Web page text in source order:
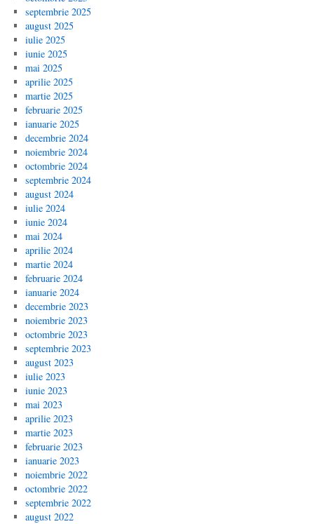
septembrie 2025
august 2025
iulie 2025
iunie 2025
mai 2025
aprilie 2025
martie 2025
februarie 2025
ianuarie 2025
decembrie 2024
noiembrie 2024
octombrie 2024
septembrie 2024
august 2024
iulie 2024
iunie 2024
mai 2024
aprilie 2024
martie 2024
februarie 2024
ianuarie 2024
decembrie 2023
noiembrie 2023
octombrie 2023
septembrie 2023
august 2023
iulie 2023
iunie 2023
mai 2023
aprilie 2023
martie 2023
februarie 2023
ianuarie 2023
noiembrie 2022
octombrie 2022
septembrie 2022
august 2022